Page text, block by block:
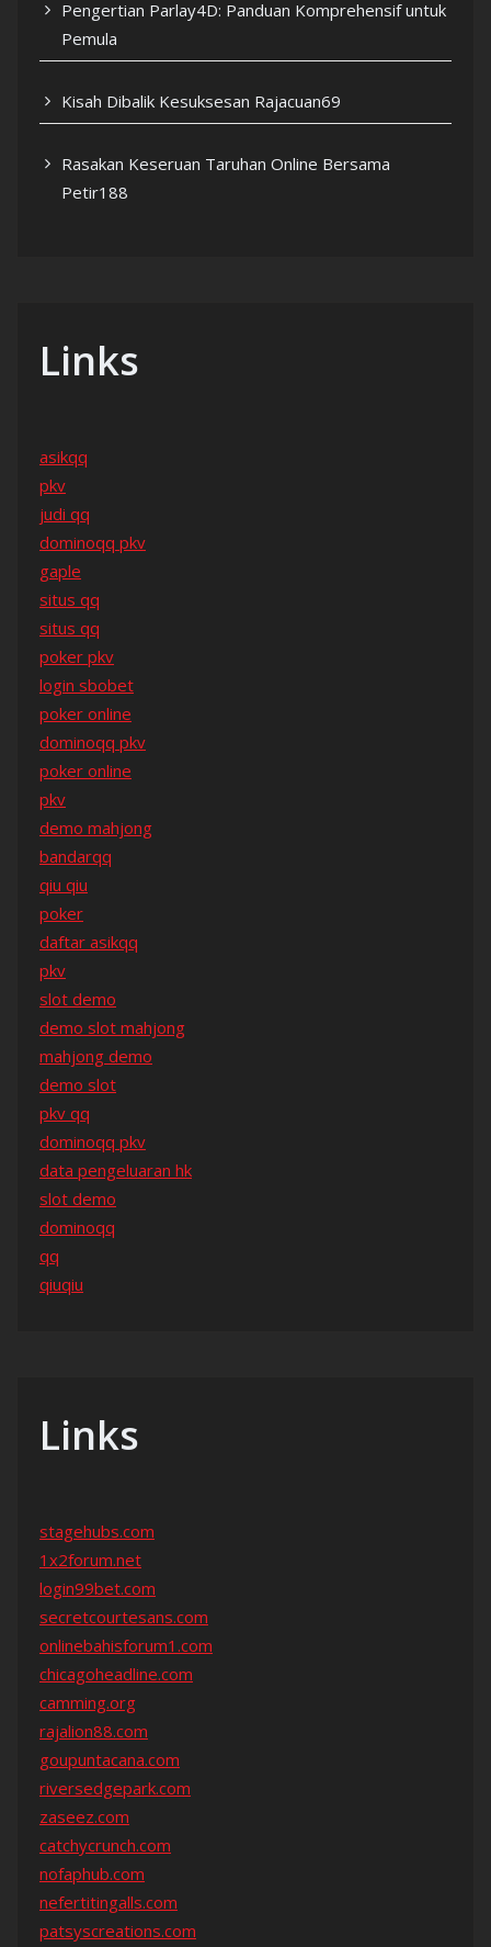
Pengertian Parlay4D: Panduan Komprehensif untuk
Pemula
Kisah Dibalik Kesuksesan Rajacuan69
Rasakan Keseruan Taruhan Online Bersama
Petir188
Links
asikqq
pkv
judi qq
dominoqq pkv
gaple
situs qq
situs qq
poker pkv
login sbobet
poker online
dominoqq pkv
poker online
pkv
demo mahjong
bandarqq
qiu qiu
poker
daftar asikqq
pkv
slot demo
demo slot mahjong
mahjong demo
demo slot
pkv qq
dominoqq pkv
data pengeluaran hk
slot demo
dominoqq
qq
qiuqiu
Links
stagehubs.com
1x2forum.net
login99bet.com
secretcourtesans.com
onlinebahisforum1.com
chicagoheadline.com
camming.org
rajalion88.com
goupuntacana.com
riversedgepark.com
zaseez.com
catchycrunch.com
nofaphub.com
nefertitingalls.com
patsyscreations.com